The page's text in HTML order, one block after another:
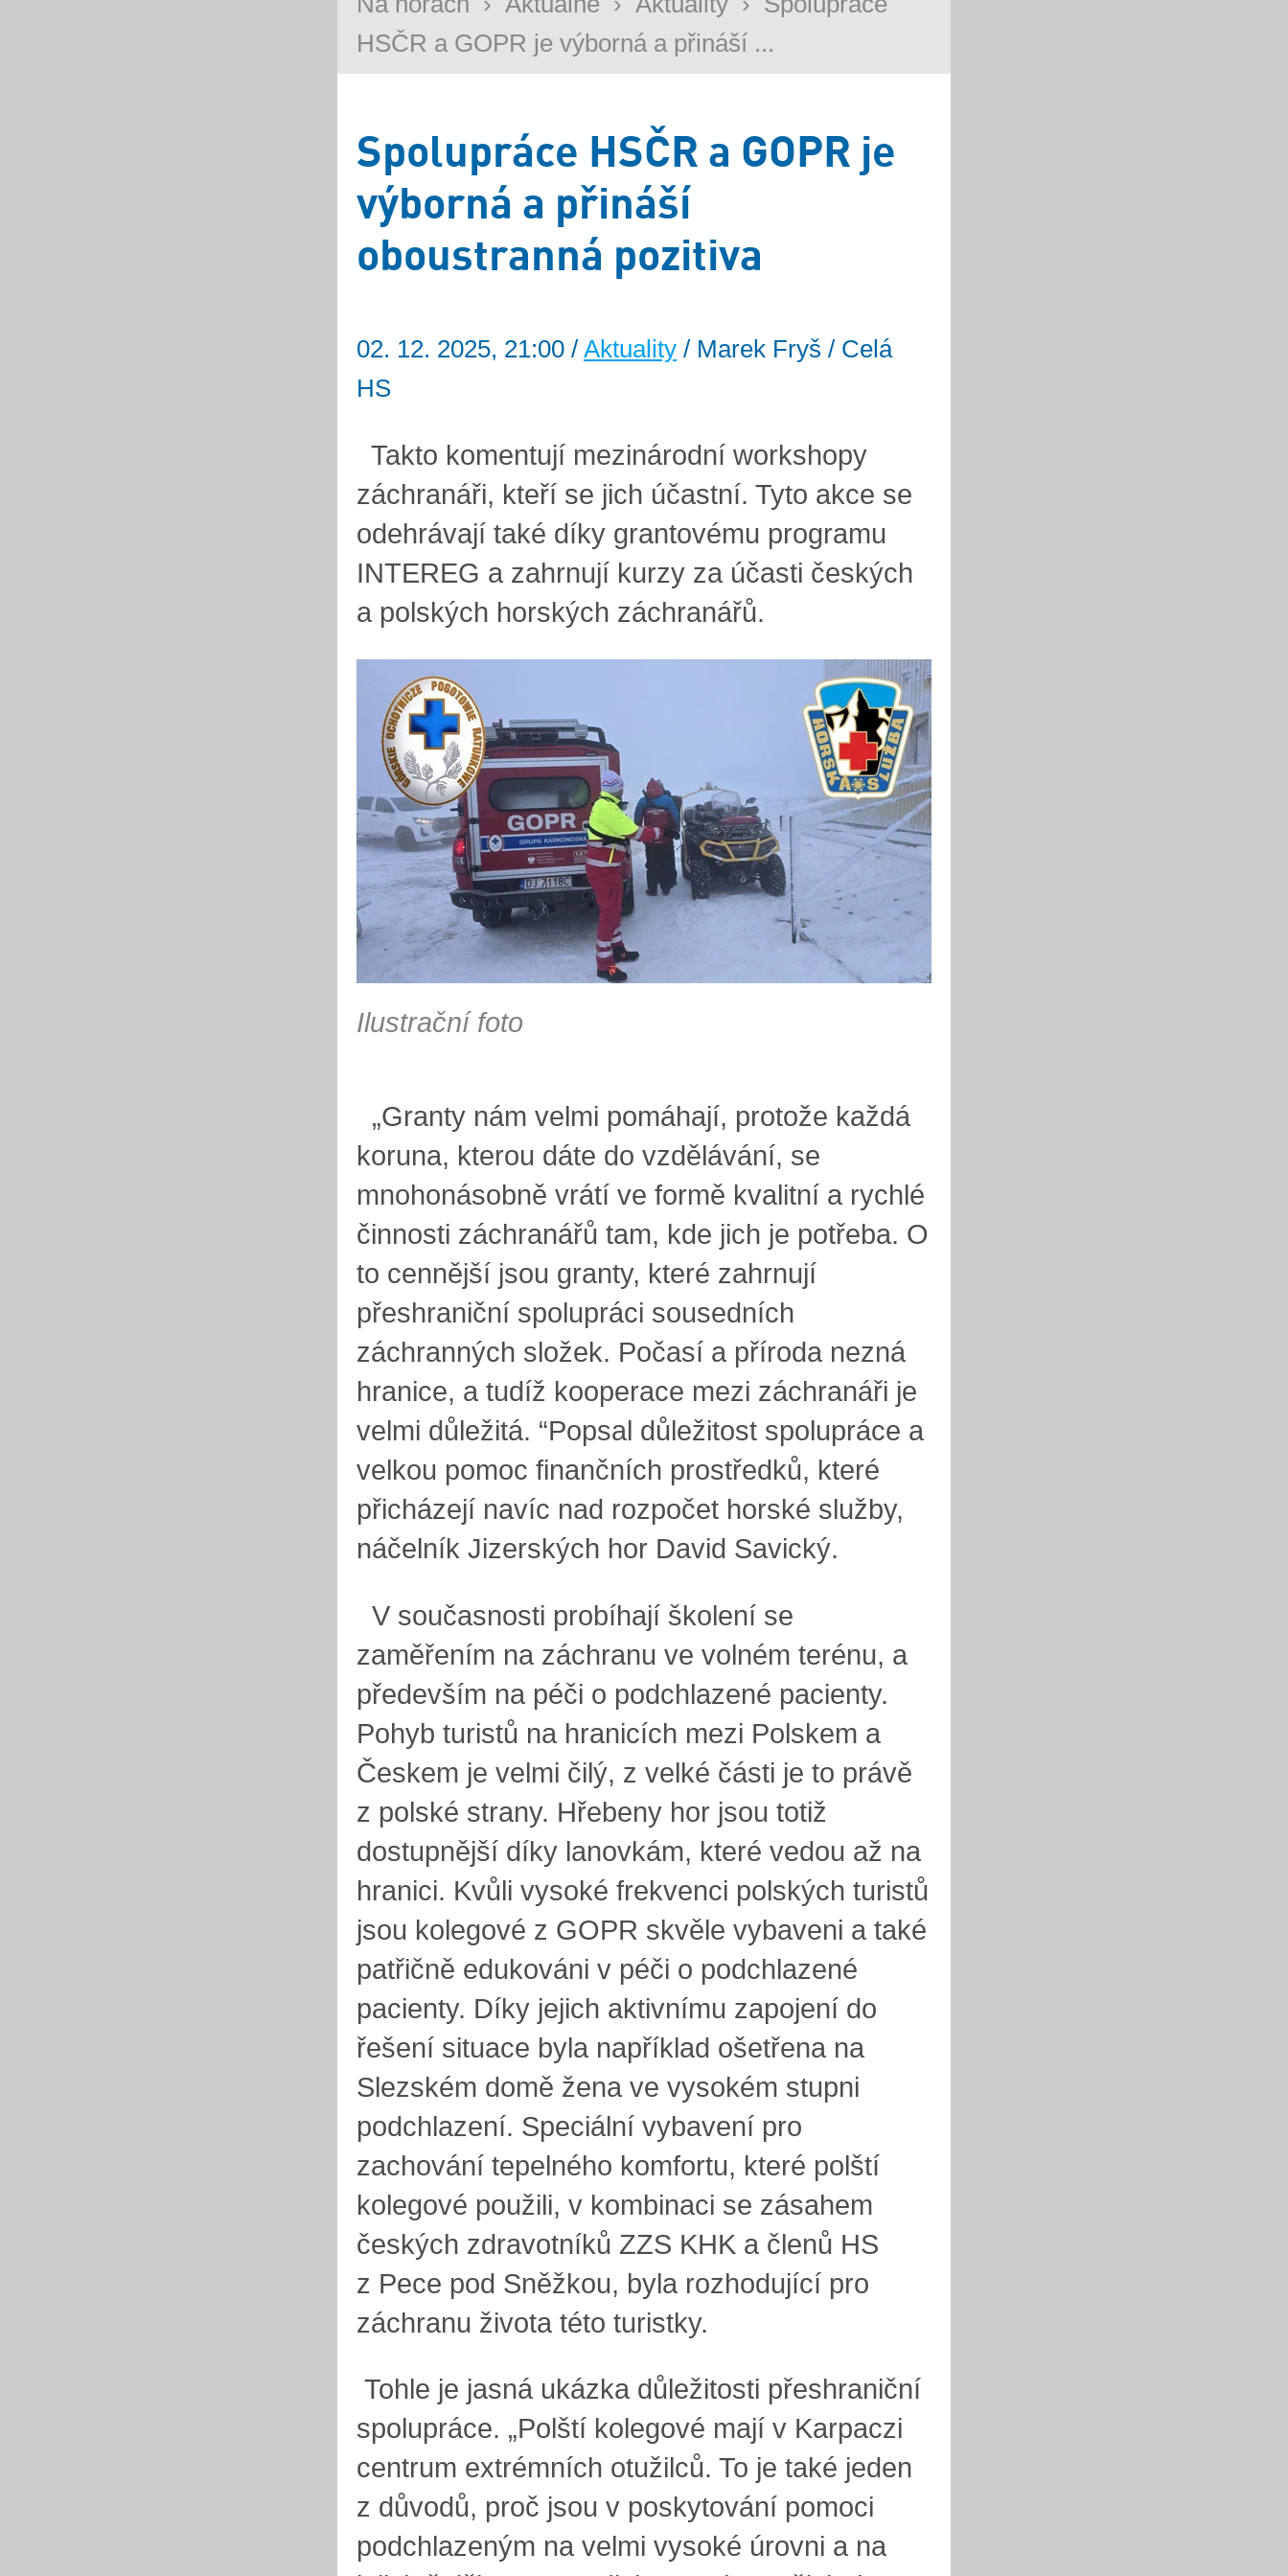
HSČR a GOPR je výborná a přináší ...
Spolupráce HSČR a GOPR je
výborná a přináší
oboustranná pozitiva
02. 12. 2025, 21:00 / Aktuality / Marek Fryš / Celá
HS
Takto komentují mezinárodní workshopy
záchranáři, kteří se jich účastní. Tyto akce se
odehrávají také díky grantovému programu
INTEREG a zahrnují kurzy za účasti českých
a polských horských záchranářů.
Ilustrační foto
„Granty nám velmi pomáhají, protože každá
koruna, kterou dáte do vzdělávání, se
mnohonásobně vrátí ve formě kvalitní a rychlé
činnosti záchranářů tam, kde jich je potřeba. O
to cennější jsou granty, které zahrnují
přeshraniční spolupráci sousedních
záchranných složek. Počasí a příroda nezná
hranice, a tudíž kooperace mezi záchranáři je
velmi důležitá. “Popsal důležitost spolupráce a
velkou pomoc finančních prostředků, které
přicházejí navíc nad rozpočet horské služby,
náčelník Jizerských hor David Savický.
V současnosti probíhají školení se
zaměřením na záchranu ve volném terénu, a
především na péči o podchlazené pacienty.
Pohyb turistů na hranicích mezi Polskem a
Českem je velmi čilý, z velké části je to právě
z polské strany. Hřebeny hor jsou totiž
dostupnější díky lanovkám, které vedou až na
hranici. Kvůli vysoké frekvenci polských turistů
jsou kolegové z GOPR skvěle vybaveni a také
patřičně edukováni v péči o podchlazené
pacienty. Díky jejich aktivnímu zapojení do
řešení situace byla například ošetřena na
Slezském domě žena ve vysokém stupni
podchlazení. Speciální vybavení pro
zachování tepelného komfortu, které polští
kolegové použili, v kombinaci se zásahem
českých zdravotníků ZZS KHK a členů HS
z Pece pod Sněžkou, byla rozhodující pro
záchranu života této turistky.
Tohle je jasná ukázka důležitosti přeshraniční
spolupráce. „Polští kolegové mají v Karpaczi
centrum extrémních otužilců. To je také jeden
z důvodů, proč jsou v poskytování pomoci
podchlazeným na velmi vysoké úrovni a na